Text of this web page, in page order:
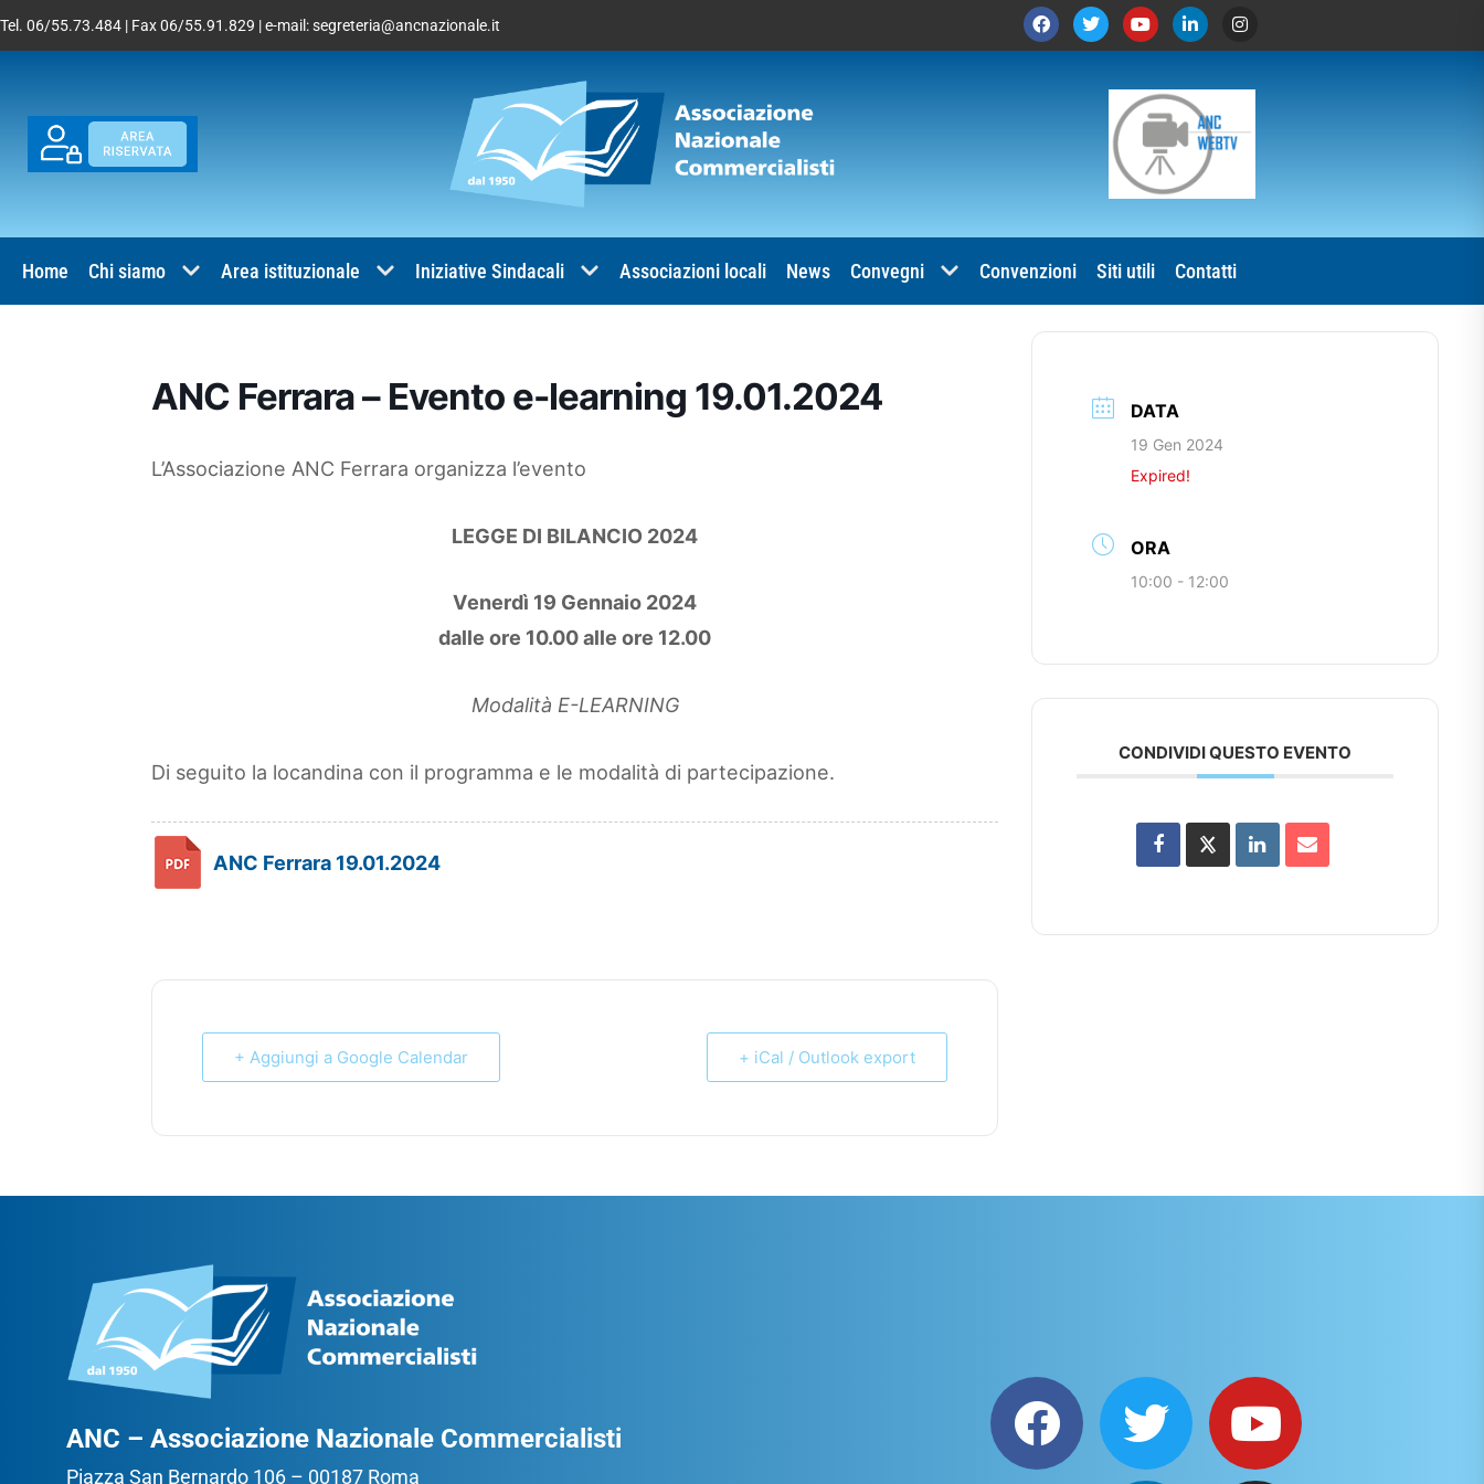
Tel. 06/55.73.484 | Fax 06/55.91.829 | e-mail:segreteria@ancnazionale.it
Home Chi siamo Area istituzionale Iniziative Sindacali Associazioni locali News Convegni Convenzioni Siti utili Contatti
ANC Ferrara – Evento e-learning 19.01.2024
L’Associazione ANC Ferrara organizza l’evento
LEGGE DI BILANCIO 2024
Venerdì 19 Gennaio 2024
dalle ore 10.00 alle ore 12.00
Modalità E-LEARNING
Di seguito la locandina con il programma e le modalità di partecipazione.
ANC Ferrara 19.01.2024
+ Aggiungi a Google Calendar + iCal / Outlook export
DATA
19 Gen 2024
Expired!
ORA
10:00 - 12:00
CONDIVIDI QUESTO EVENTO
ANC – Associazione Nazionale Commercialisti
Piazza San Bernardo 106 – 00187 Roma